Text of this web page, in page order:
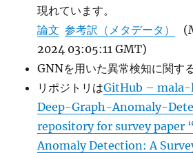
現れています。
論文 参考訳（メタデータ）
2024 03:05:11 GMT)
GNNを用いた異常検知に関す
リポジトリはGitHub –
Deep-Graph-Anomaly-
repository for survey paper
Anomaly Detection: A